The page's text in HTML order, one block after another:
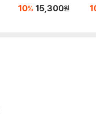
10% 15,300원